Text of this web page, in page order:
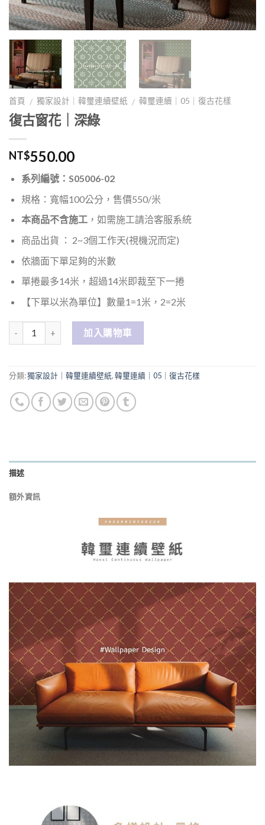
首頁 / 獨家設計｜韓璽連續壁紙 / 韓璽連續｜05｜復古花樣
復古窗花｜深綠
NT$550.00
系列編號：S05006-02
規格：寬幅100公分，售價550/米
本商品不含施工，如需施工請洽客服系統
商品出貨 ： 2~3個工作天(視機況而定)
依牆面下單足夠的米數
單捲最多14米，超過14米即裁至下一捲
【下單以米為單位】數量1=1米，2=2米
加入購物車
分類:獨家設計｜韓璽連續壁紙,韓璽連續｜05｜復古花樣
描述
額外資訊